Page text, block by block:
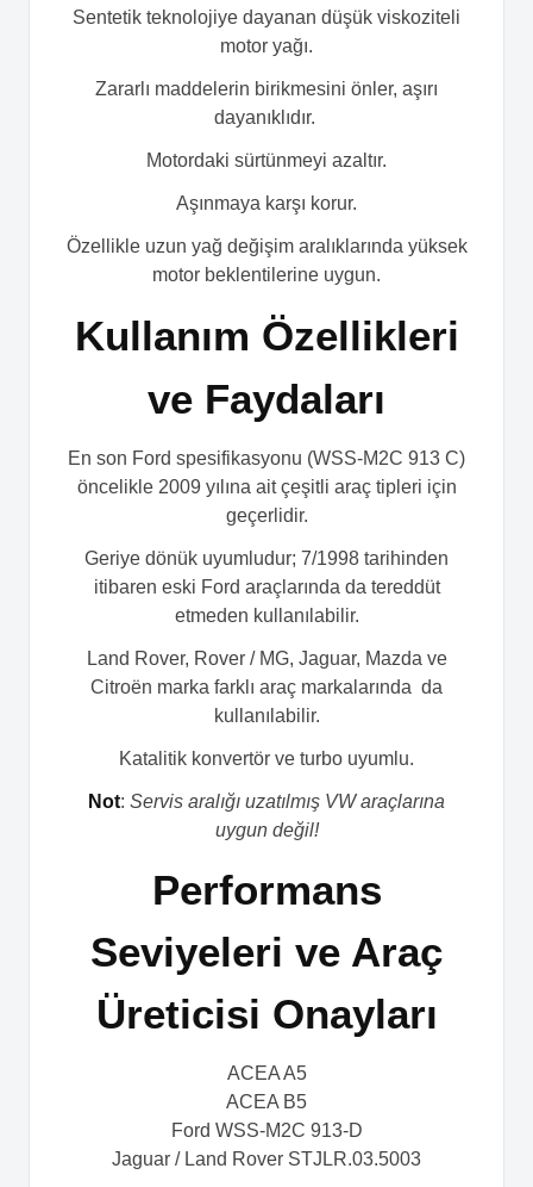
Sentetik teknolojiye dayanan düşük viskoziteli
motor yağı.
Zararlı maddelerin birikmesini önler, aşırı
dayanıklıdır.
Motordaki sürtünmeyi azaltır.
Aşınmaya karşı korur.
Özellikle uzun yağ değişim aralıklarında yüksek
motor beklentilerine uygun.
Kullanım Özellikleri
ve Faydaları
En son Ford spesifikasyonu (WSS-M2C 913 C)
öncelikle 2009 yılına ait çeşitli araç tipleri için
geçerlidir.
Geriye dönük uyumludur; 7/1998 tarihinden
itibaren eski Ford araçlarında da tereddüt
etmeden kullanılabilir.
Land Rover, Rover / MG, Jaguar, Mazda ve
Citroën marka farklı araç markalarında da
kullanılabilir.
Katalitik konvertör ve turbo uyumlu.
Not: Servis aralığı uzatılmış VW araçlarına
uygun değil!
Performans
Seviyeleri ve Araç
Üreticisi Onayları
ACEA A5
ACEA B5
Ford WSS-M2C 913-D
Jaguar / Land Rover STJLR.03.5003